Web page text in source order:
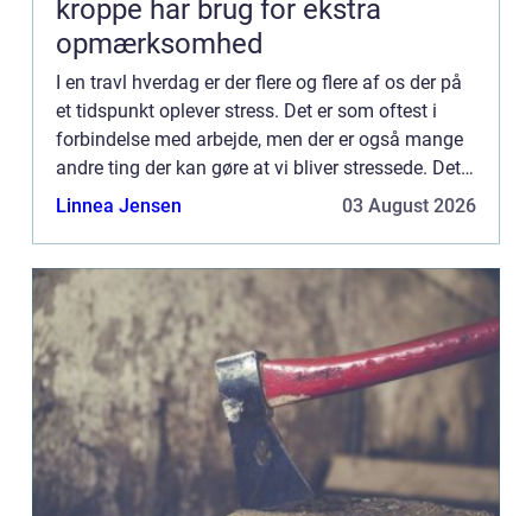
kroppe har brug for ekstra
opmærksomhed
I en travl hverdag er der flere og flere af os der på
et tidspunkt oplever stress. Det er som oftest i
forbindelse med arbejde, men der er også mange
andre ting der kan gøre at vi bliver stressede. Det
er en god idé at kende...
Linnea Jensen 03 August 2026